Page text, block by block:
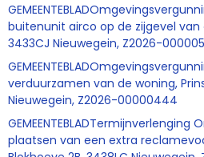
buitenunit airco op de zijgevel van
3433CJ Nieuwegein, Z2026-
verduurzamen van de woning,
Nieuwegein, Z2026-00000444
plaatsen van een extra